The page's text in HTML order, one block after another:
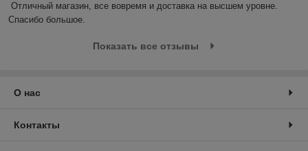
Отличный магазин, все вовремя и доставка на высшем уровне.
Спасибо большое.
Показать все отзывы
О нас
Контакты